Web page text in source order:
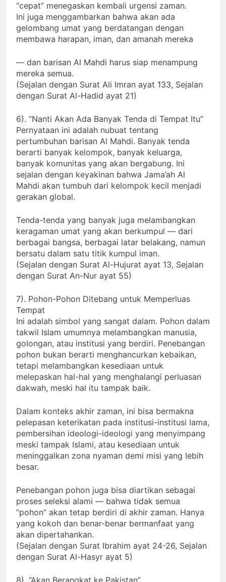
dipersiapkan sebelum waktunya habis. Kata
“cepat” menegaskan kembali urgensi zaman.
Ini juga menggambarkan bahwa akan ada
gelombang umat yang berdatangan dengan
membawa harapan, iman, dan amanah mereka
— dan barisan Al Mahdi harus siap menampung
mereka semua.
(Sejalan dengan Surat Ali Imran ayat 133, Sejalan
dengan Surat Al-Hadid ayat 21)
6). “Nanti Akan Ada Banyak Tenda di Tempat Itu”
Pernyataan ini adalah nubuat tentang
pertumbuhan barisan Al Mahdi. Banyak tenda
berarti banyak kelompok, banyak keluarga,
banyak komunitas yang akan bergabung. Ini
sejalan dengan keyakinan bahwa Jama’ah Al
Mahdi akan tumbuh dari kelompok kecil menjadi
gerakan global.
Tenda-tenda yang banyak juga melambangkan
keragaman umat yang akan berkumpul — dari
berbagai bangsa, berbagai latar belakang, namun
bersatu dalam satu titik kumpul iman.
(Sejalan dengan Surat Al-Hujurat ayat 13, Sejalan
dengan Surat An-Nur ayat 55)
7). Pohon-Pohon Ditebang untuk Memperluas
Tempat
Ini adalah simbol yang sangat dalam. Pohon dalam
takwil Islam umumnya melambangkan manusia,
golongan, atau institusi yang berdiri. Penebangan
pohon bukan berarti menghancurkan kebaikan,
tetapi melambangkan kesediaan untuk
melepaskan hal-hal yang menghalangi perluasan
dakwah, meski hal itu tampak baik.
Dalam konteks akhir zaman, ini bisa bermakna
pelepasan keterikatan pada institusi-institusi lama,
pembersihan ideologi-ideologi yang menyimpang
meski tampak Islami, atau kesediaan untuk
meninggalkan zona nyaman demi misi yang lebih
Penebangan pohon juga bisa diartikan sebagai
proses seleksi alami — bahwa tidak semua
“pohon” akan tetap berdiri di akhir zaman. Hanya
yang kokoh dan benar-benar bermanfaat yang
akan dipertahankan.
(Sejalan dengan Surat Ibrahim ayat 24-26, Sejalan
dengan Surat Al-Hasyr ayat 5)